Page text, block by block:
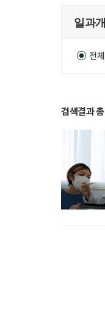
전체
검색결과 총